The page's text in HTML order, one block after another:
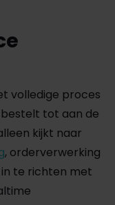
volledige proces
tot aan de
kijkt naar
, orderverwerking
te richten met